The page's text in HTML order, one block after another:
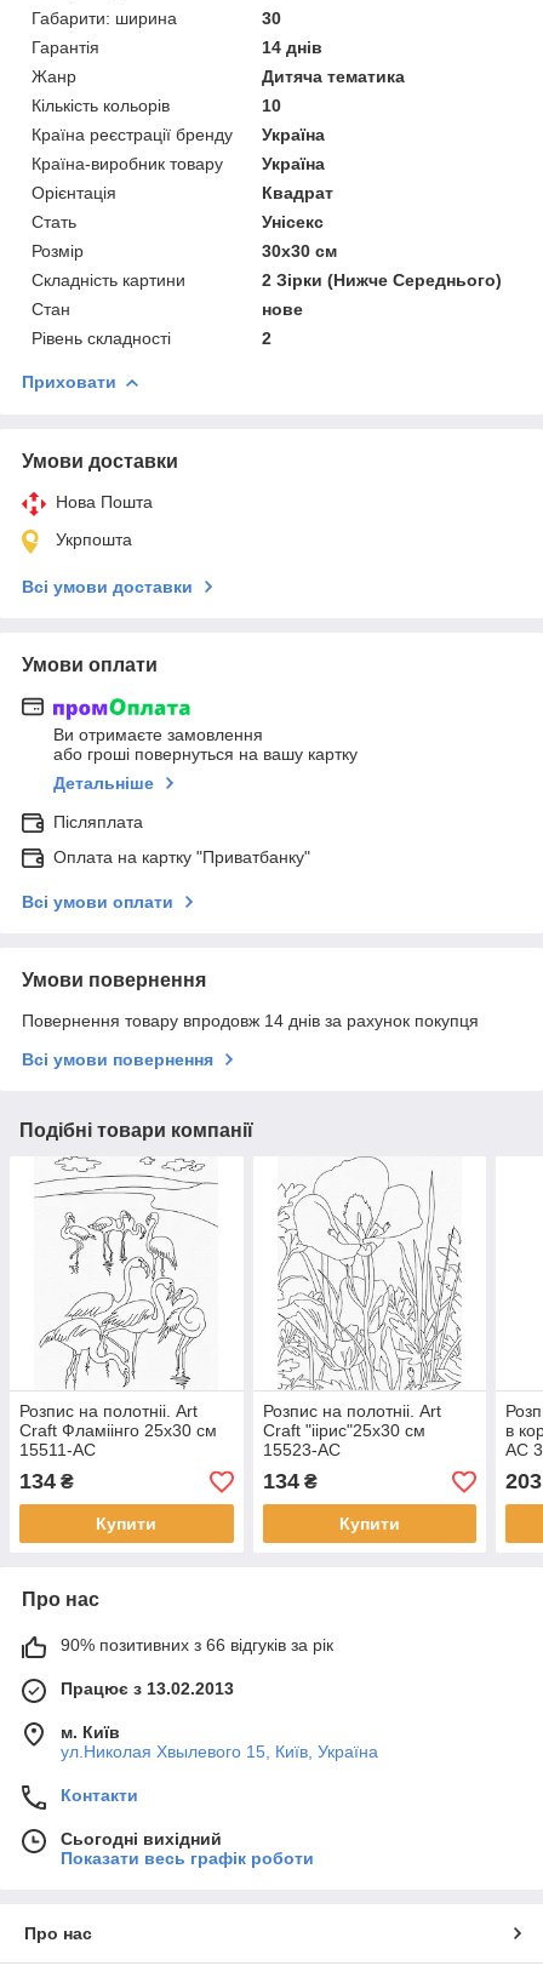
Габарити: ширина
30
Гарантія
14 днів
Жанр
Дитяча тематика
Кількість кольорів
10
Країна реєстрації бренду
Україна
Країна-виробник товару
Україна
Орієнтація
Квадрат
Стать
Унісекс
Розмір
30х30 см
Складність картини
2 Зірки (Нижче Середнього)
Стан
нове
Рівень складності
2
Приховати
Умови доставки
Нова Пошта
Укрпошта
Всі умови доставки
Умови оплати
Ви отримаєте замовлення
або гроші повернуться на вашу картку
Детальніше
Післяплата
Оплата на картку "Приватбанку"
Всі умови оплати
Умови повернення
Повернення товару впродовж 14 днів за рахунок покупця
Всі умови повернення
Подібні товари компанії
Розпис на полотніі. Art
Craft Фламіінго 25х30 см
15511-AC
134 ₴
Купити
Розпис на полотніі. Art
Craft "іірис"25х30 см
15523-AC
134₴
Купити
в
AC
203
Про нас
90% позитивних з 66 відгуків за рік
Працює з 13.02.2013
м. Київ
ул.Николая Хвылевого 15, Київ, Україна
Контакти
Сьогодні вихідний
Показати весь графік роботи
Про нас